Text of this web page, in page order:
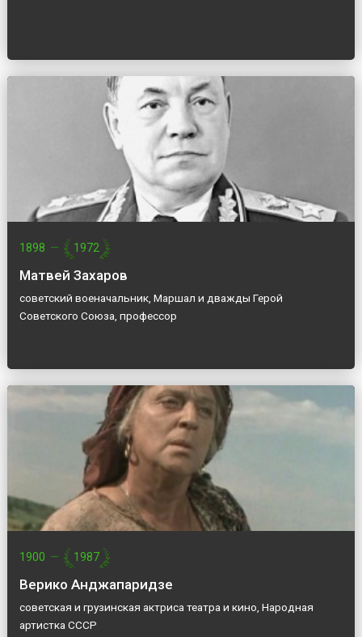
1898 — 1972
Матвей Захаров
советский военачальник, Маршал и дважды Герой
Советского Союза, профессор
1900 — 1987
Верико Анджапаридзе
советская и грузинская актриса театра и кино, Народная
артистка СССР